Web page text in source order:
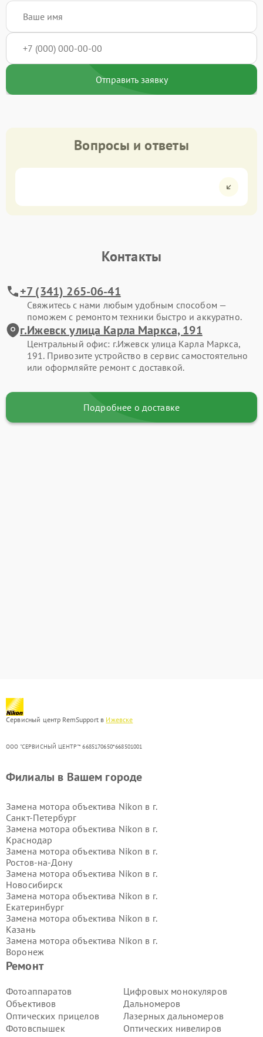
Отправить заявку
Вопросы и ответы
Контакты
+7 (341) 265-06-41
Свяжитесь с нами любым удобным способом —
поможем с ремонтом техники быстро и аккуратно.
г.Ижевск улица Карла Маркса, 191
Центральный офис: г.Ижевск улица Карла Маркса,
191. Привозите устройство в сервис самостоятельно
или оформляйте ремонт с доставкой.
Подробнее о доставке
Сервисный центр RemSupport в Ижевске
ООО "СЕРВИСНЫЙ ЦЕНТР"* 6685170650*668501001
Ремонт
Фотоаппаратов
Объективов
Оптических прицелов
Фотовспышек
Цифровых монокуляров
Дальномеров
Лазерных дальномеров
Оптических нивелиров
Филиалы в Вашем городе
Замена мотора объектива Nikon в г.
Санкт-Петербург
Замена мотора объектива Nikon в г.
Краснодар
Замена мотора объектива Nikon в г.
Ростов-на-Дону
Замена мотора объектива Nikon в г.
Новосибирск
Замена мотора объектива Nikon в г.
Екатеринбург
Замена мотора объектива Nikon в г.
Казань
Замена мотора объектива Nikon в г.
Воронеж
Замена мотора объектива Nikon в г.
Замена мотора объектива Nikon в г.
Самара
Замена мотора объектива Nikon в г.
Пермь
Замена мотора объектива Nikon в г.